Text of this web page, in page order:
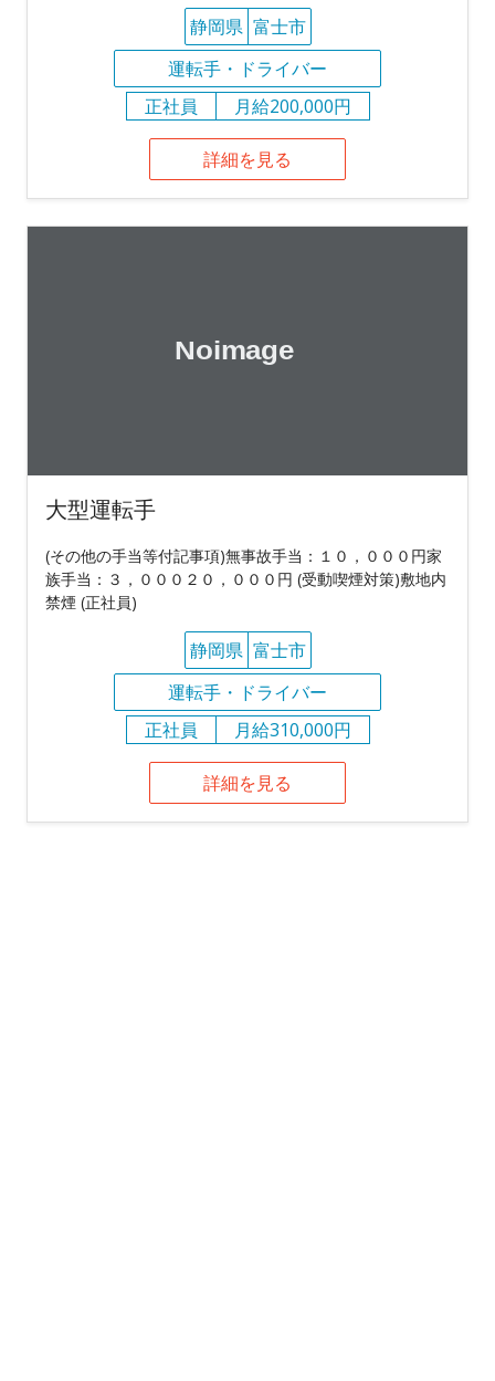
静岡県 富士市
運転手・ドライバー
正社員
月給200,000円
詳細を見る
大型運転手
(その他の手当等付記事項)無事故手当：１０，０００円家
族手当：３，０００２０，０００円 (受動喫煙対策)敷地内
禁煙 (正社員)
静岡県 富士市
運転手・ドライバー
正社員
月給310,000円
詳細を見る